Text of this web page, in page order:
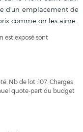
d'un emplacement de
comme on les aime.
est exposé sont
Nb de lot :107. Charges
quote-part du budget